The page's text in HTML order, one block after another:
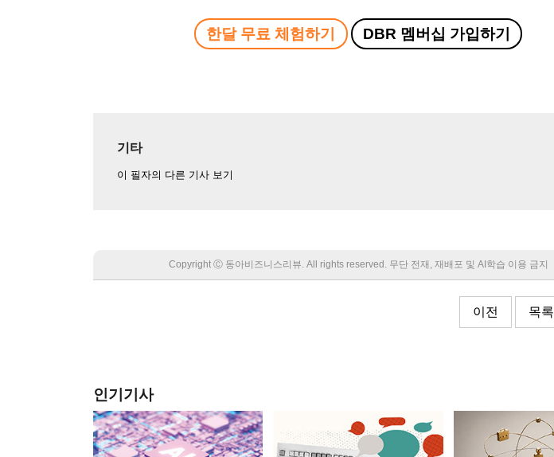
한달 무료 체험하기 DBR 멤버십 가입하기
기타
이 필자의 다른 기사 보기
Copyright Ⓒ 동아비즈니스리뷰. All rights reserved. 무단 전재, 재배포 및 AI학습 이용 금지
이전 목록
인기기사